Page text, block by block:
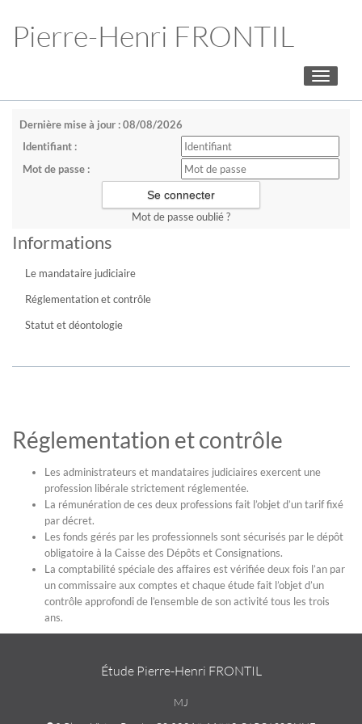
Pierre-Henri FRONTIL
Toggle
Dernière mise à jour : 08/08/2026
Identifiant :
Mot de passe :
Mot de passe oublié ?
Informations
Le mandataire judiciaire
Réglementation et contrôle
Statut et déontologie
Réglementation et contrôle
Les administrateurs et mandataires judiciaires exercent une
profession libérale strictement réglementée.
La rémunération de ces deux professions fait l’objet d’un tarif fixé
par décret.
Les fonds gérés par les professionnels sont sécurisés par le dépôt
obligatoire à la Caisse des Dépôts et Consignations.
La comptabilité spéciale des affaires est vérifiée deux fois l’an par
un commissaire aux comptes et chaque étude fait l’objet d’un
contrôle approfondi de l’ensemble de son activité tous les trois
ans.
Étude Pierre-Henri FRONTIL
MJ